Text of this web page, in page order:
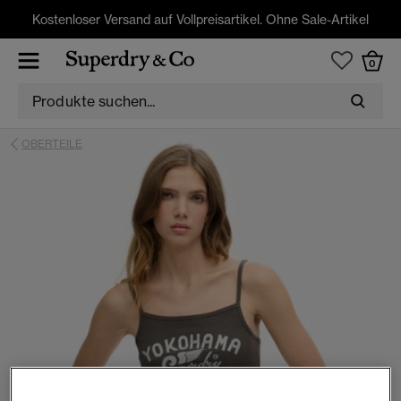
Kostenloser Versand auf Vollpreisartikel. Ohne Sale-Artikel
0
OBERTEILE